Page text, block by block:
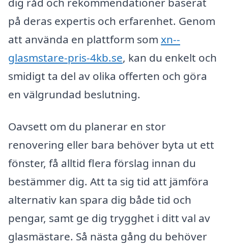
på deras expertis och erfarenhet. Genom
att använda en plattform som xn--
glasmstare-pris-4kb.se, kan du enkelt och
smidigt ta del av olika offerten och göra
en välgrundad beslutning.
Oavsett om du planerar en stor
renovering eller bara behöver byta ut ett
fönster, få alltid flera förslag innan du
bestämmer dig. Att ta sig tid att jämföra
alternativ kan spara dig både tid och
pengar, samt ge dig trygghet i ditt val av
glasmästare. Så nästa gång du behöver